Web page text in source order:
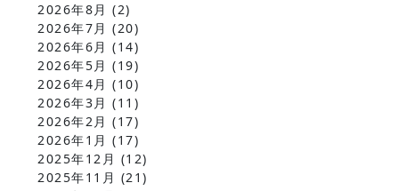
2026年8月 (2)
2026年7月 (20)
2026年6月 (14)
2026年5月 (19)
2026年4月 (10)
2026年3月 (11)
2026年2月 (17)
2026年1月 (17)
2025年12月 (12)
2025年11月 (21)